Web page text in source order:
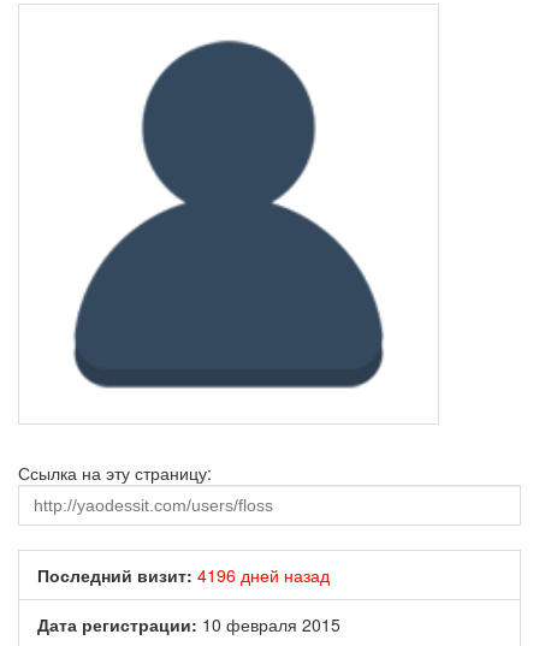
Ссылка на эту страницу:
Последний визит: 4196 дней назад
Дата регистрации: 10 февраля 2015